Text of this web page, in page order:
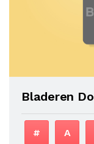
Bladeren
# A